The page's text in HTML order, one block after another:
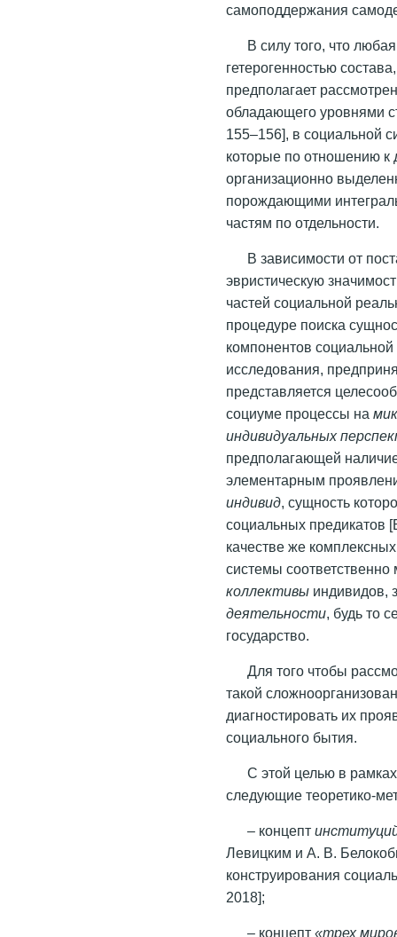
самоподдержания
В силу того, что
гетерогенностью
предполагает
обладающего уровнями
155–156], в социальной
которые по отношению к
организационно
порождающими
частям по отдельности.
В зависимости от
эвристическую
частей социальной
процедуре поиска
компонентов
исследования,
представляется
социуме процессы на
индивидуальных
предполагающей
элементарным
индивид, сущность
социальных предикатов
качестве же
системы соответственно
коллективы индивидов,
деятельности, будь то
государство.
Для того чтобы
такой
диагностировать их
социального бытия.
С этой целью в
следующие теоретико-
– концепт
Левицким и А. В.
конструирования
2018];
– концепт«трех